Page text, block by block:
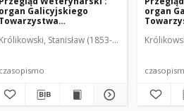
organ Galicyjskiego
Towarzystwa
czasopismo poświęcone
Królikowski, Stanisław (1853-1924). Red.
czasopismo
organ